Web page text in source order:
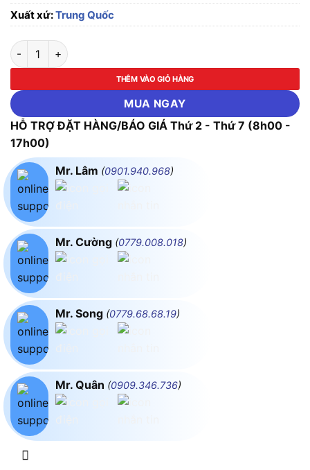
Xuất xứ:Trung Quốc
Cánh Quạt Giảm Ồn DJI Matrice 300 Series-PART15-2195 số
THÊM VÀO GIỎ HÀNG
MUA NGAY
HỖ TRỢ ĐẶT HÀNG/BÁO GIÁ Thứ 2 - Thứ 7 (8h00 -
17h00)
Mr. Lâm (0901.940.968)
Mr. Cường (0779.008.018)
Mr. Song (0779.68.68.19)
Mr. Quân (0909.346.736)